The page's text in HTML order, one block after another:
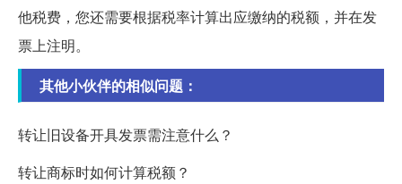
他税费，您还需要根据税率计算出应缴纳的税额，并在发
票上注明。
其他小伙伴的相似问题：
转让旧设备开具发票需注意什么？
转让商标时如何计算税额？